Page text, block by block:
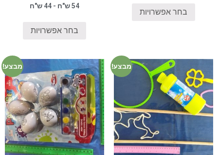
בחר אפשרויות
54 ש"ח - 44 ש"ח
בחר אפשרויות
מבצע! מבצע!